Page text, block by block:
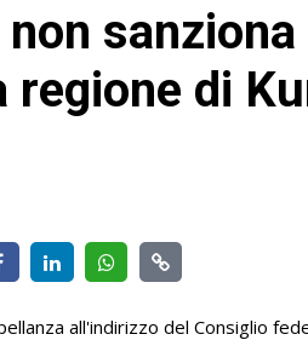
regione di
all'indirizzo del Consiglio